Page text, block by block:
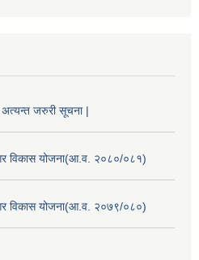
अत्यन्त जरुरी सूचना |
विकास योजना(आ.व. २०८०/०८१)
विकास योजना(आ.व. २०७९/०८०)